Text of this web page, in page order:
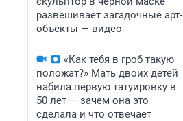
развешивает загадочные арт-
объекты — видео
«Как тебя в гроб такую
положат?» Мать двоих детей
набила первую татуировку в
50 лет — зачем она это
сделала и что отвечает